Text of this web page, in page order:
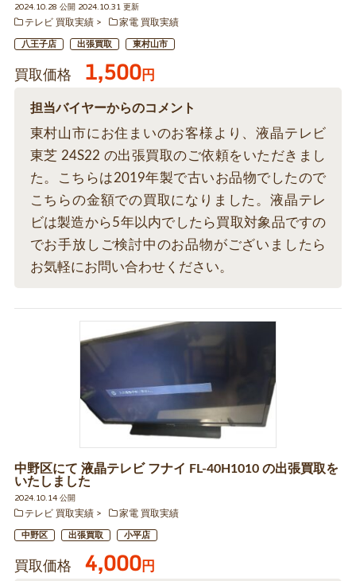
2024.10.28 公開 2024.10.31 更新
テレビ 買取実績
家電 買取実績
八王子店 出張買取 東村山市
買取価格 1,500円
担当バイヤーからのコメント
東村山市にお住まいのお客様より、液晶テレビ
東芝 24S22 の出張買取のご依頼をいただきまし
た。こちらは2019年製で古いお品物でしたので
こちらの金額での買取になりました。液晶テレ
ビは製造から5年以内でしたら買取対象品ですの
でお手放しご検討中のお品物がございましたら
お気軽にお問い合わせください。
中野区にて 液晶テレビ フナイ FL-40H1010 の出張買取を
いたしました
2024.10.14 公開
テレビ 買取実績
家電 買取実績
中野区 出張買取 小平店
買取価格 4,000円